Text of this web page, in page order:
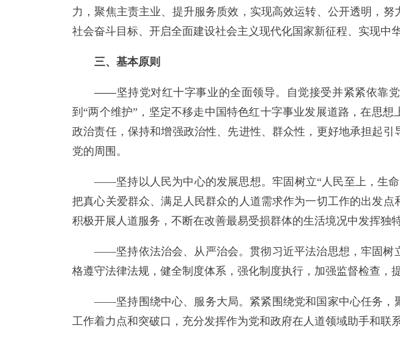
力，聚焦主责主业、提升服务质效，实现高效运转、公开透明，
社会奋斗目标、开启全面建设社会主义现代化国家新征程、实现中
三、基本原则
——坚持党对红十字事业的全面领导。
自觉接受并紧紧依靠
到“两个维护”，坚定不移走中国特色红十字事业发展道路，在思
政治责任，保持和增强政治性、先进性、群众性，更好地承担起
党的周围。
——坚持以人民为中心的发展思想。牢固树立“人民至上，生
把真心关爱群众、满足人民群众的人道需求作为一切工作的出发
积极开展人道服务，不断在改善最易受损群体的生活境况中发挥独特
——坚持依法治会、从严治会。贯彻习近平法治思想，牢固树
格遵守法律法规，健全制度体系，强化制度执行，加强监督检查，
——坚持围绕中心、服务大局。紧紧围绕党和国家中心任务，
工作着力点和突破口，充分发挥作为党和政府在人道领域助手和联